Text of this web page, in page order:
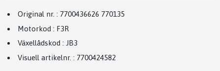
Original nr. : 7700436626 770135
Motorkod : F3R
Växellådskod : JB3
Visuell artikelnr. : 7700424582